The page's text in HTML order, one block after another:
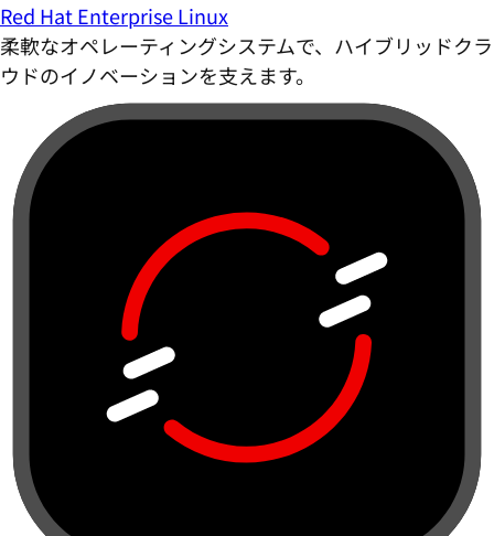
Red Hat Enterprise Linux
柔軟なオペレーティングシステムで、ハイブリッドクラ
ウドのイノベーションを支えます。